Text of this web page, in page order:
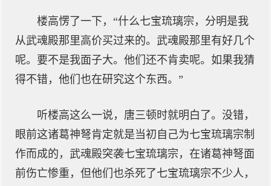
楼高愣了一下，“什么七宝琉璃宗，分明是我
从武魂殿那里高价买过来的。武魂殿那里有好几个
呢。要不是我面子大。他们还不肯卖呢。如果我猜
得不错，他们也在研究这个东西。”
听楼高这么一说，唐三顿时就明白了。没错，
眼前这诸葛神弩肯定就是当初自己为七宝琉璃宗制
作而成的，武魂殿突袭七宝琉璃宗，在诸葛神弩面
前伤亡惨重，但他们也杀死了七宝琉璃宗不少人，